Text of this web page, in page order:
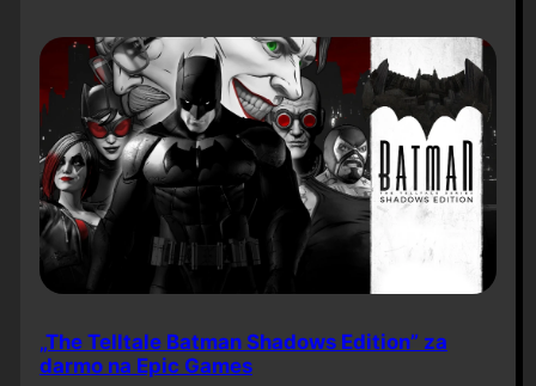
„The Telltale Batman Shadows Edition” za
darmo na Epic Games